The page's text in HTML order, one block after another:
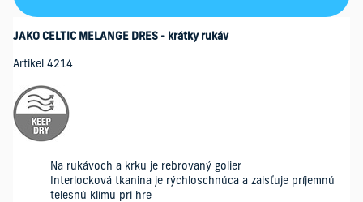
JAKO CELTIC MELANGE DRES - krátky rukáv
Artikel 4214
Na rukávoch a krku je rebrovaný golier
Interlocková tkanina je rýchloschnúca a zaisťuje príjemnú
telesnú klímu pri hre